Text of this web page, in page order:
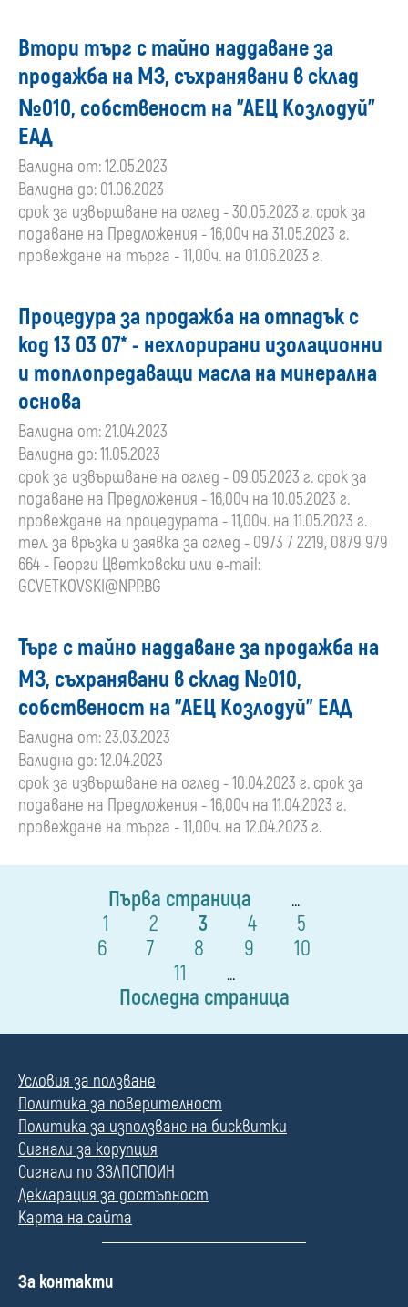
Втори търг с тайно наддаване за
продажба на МЗ, съхранявани в склад
№010, собственост на "АЕЦ Козлодуй"
ЕАД
Валидна от: 12.05.2023
Валидна до: 01.06.2023
срок за извършване на оглед - 30.05.2023 г. срок за
подаване на Предложения - 16,00ч на 31.05.2023 г.
провеждане на търга - 11,00ч. на 01.06.2023 г.
Процедура за продажба на отпадък с
код 13 03 07* - нехлорирани изолационни
и топлопредаващи масла на минерална
основа
Валидна от: 21.04.2023
Валидна до: 11.05.2023
срок за извършване на оглед - 09.05.2023 г. срок за
подаване на Предложения - 16,00ч на 10.05.2023 г.
провеждане на процедурата - 11,00ч. на 11.05.2023 г.
тел. за връзка и заявка за оглед - 0973 7 2219, 0879 979
664 - Георги Цветковски или e-mail:
GCVETKOVSKI@NPP.BG
Търг с тайно наддаване за продажба на
МЗ, съхранявани в склад №010,
собственост на "АЕЦ Козлодуй" ЕАД
Валидна от: 23.03.2023
Валидна до: 12.04.2023
срок за извършване на оглед - 10.04.2023 г. срок за
подаване на Предложения - 16,00ч на 11.04.2023 г.
провеждане на търга - 11,00ч. на 12.04.2023 г.
Първа страница ...
1 2 3 4
5
6
7 8 9
10
11
...
Последна страница
Условия за ползване
Политика за поверителност
Политика за използване на бисквитки
Сигнали за корупция
Сигнали по ЗЗЛПСПОИН
Декларация за достъпност
Карта на сайта
П
За контакти